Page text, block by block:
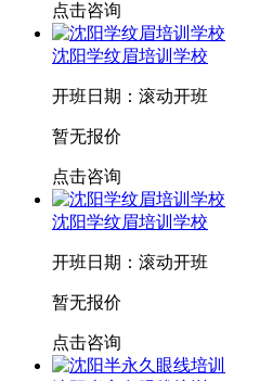
点击咨询
沈阳学纹眉培训学校
开班日期：滚动开班
暂无报价
点击咨询
沈阳学纹眉培训学校
开班日期：滚动开班
暂无报价
点击咨询